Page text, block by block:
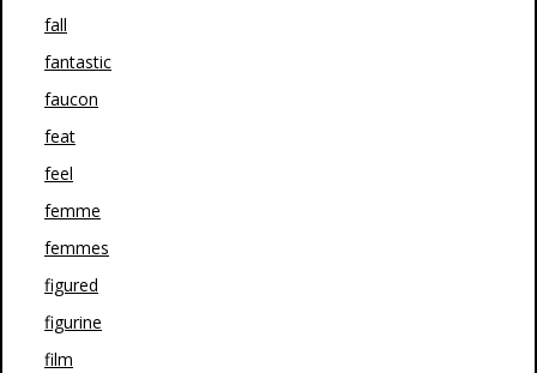
fall
fantastic
faucon
feat
feel
femme
femmes
figured
figurine
film